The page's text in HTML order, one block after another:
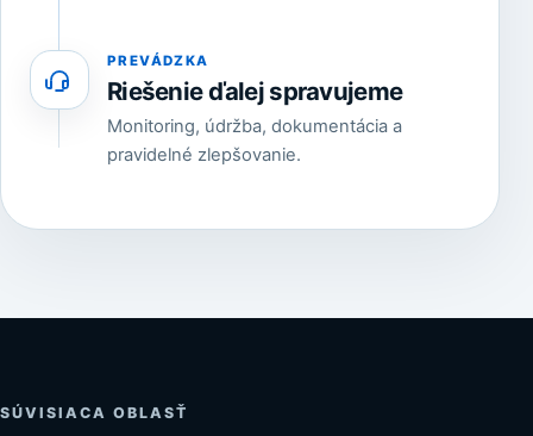
PREVÁDZKA
Riešenie ďalej spravujeme
Monitoring, údržba, dokumentácia a
pravidelné zlepšovanie.
SÚVISIACA OBLASŤ